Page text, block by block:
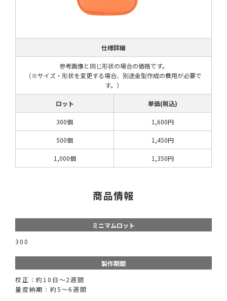
仕様詳細
参考画像と同じ形状の場合の価格です。
（※サイズ・形状を変更する場合、別途金型作成の費用が必要で
す。）
ロット 単価(税込)
300個 1,600円
500個 1,450円
1,000個 1,350円
商品情報
ミニマムロット
300
製作期間
校正：約10日～2週間
量産納期：約5～6週間